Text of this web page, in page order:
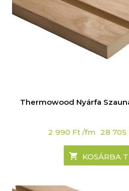
Thermowood Nyárfa
2 990 Ft /fm 28 705
KOSÁRBA